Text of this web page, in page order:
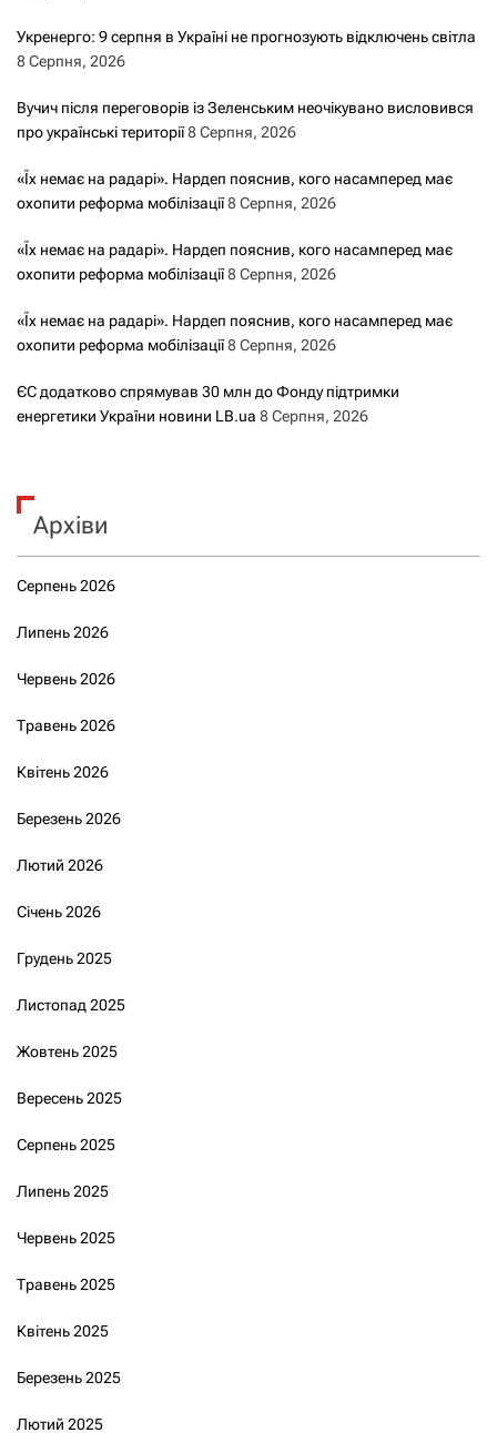
Укренерго: 9 серпня в Україні не прогнозують відключень світла
8 Серпня, 2026
Вучич після переговорів із Зеленським неочікувано висловився
про українські території8 Серпня, 2026
«Їх немає на радарі». Нардеп пояснив, кого насамперед має
охопити реформа мобілізації8 Серпня, 2026
«Їх немає на радарі». Нардеп пояснив, кого насамперед має
охопити реформа мобілізації8 Серпня, 2026
«Їх немає на радарі». Нардеп пояснив, кого насамперед має
охопити реформа мобілізації8 Серпня, 2026
ЄС додатково спрямував 30 млн до Фонду підтримки
енергетики України новини LB.ua 8 Серпня, 2026
Архіви
Серпень 2026
Липень 2026
Червень 2026
Травень 2026
Квітень 2026
Березень 2026
Лютий 2026
Січень 2026
Грудень 2025
Листопад 2025
Жовтень 2025
Вересень 2025
Серпень 2025
Липень 2025
Червень 2025
Травень 2025
Квітень 2025
Березень 2025
Лютий 2025